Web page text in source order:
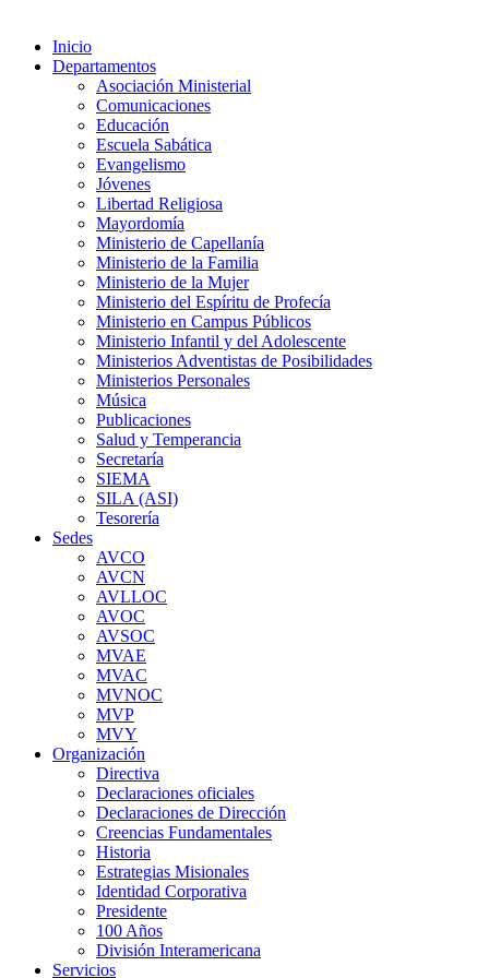
Inicio
Departamentos
Asociación Ministerial
Comunicaciones
Educación
Escuela Sabática
Evangelismo
Jóvenes
Libertad Religiosa
Mayordomía
Ministerio de Capellanía
Ministerio de la Familia
Ministerio de la Mujer
Ministerio del Espíritu de Profecía
Ministerio en Campus Públicos
Ministerio Infantil y del Adolescente
Ministerios Adventistas de Posibilidades
Ministerios Personales
Música
Publicaciones
Salud y Temperancia
Secretaría
SIEMA
SILA (ASI)
Tesorería
Sedes
AVCO
AVCN
AVLLOC
AVOC
AVSOC
MVAE
MVAC
MVNOC
MVP
MVY
Organización
Directiva
Declaraciones oficiales
Declaraciones de Dirección
Creencias Fundamentales
Historia
Estrategias Misionales
Identidad Corporativa
Presidente
100 Años
División Interamericana
Servicios